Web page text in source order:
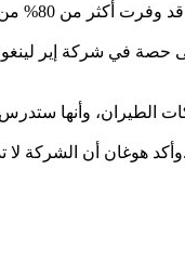
حصة في شركة إير
وأكد هوغان أن الشركة لا تدخل في اتفاقيات لإنقاذ أي أحد، لكنها تدخل في اتفاقيات لتحسين مستوى خدماتها الممتازة، ومدخولاتها، وتقليص حجم نفقاتها.